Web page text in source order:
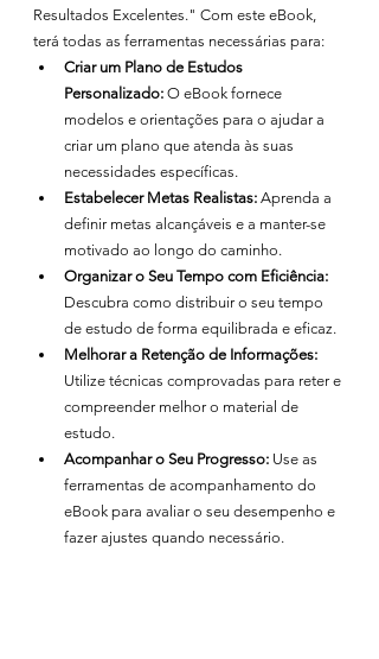
Resultados Excelentes." Com este eBook,
terá todas as ferramentas necessárias para:
Criar um Plano de Estudos
Personalizado: O eBook fornece
modelos e orientações para o ajudar a
criar um plano que atenda às suas
necessidades específicas.
Estabelecer Metas Realistas: Aprenda a
definir metas alcançáveis e a manter-se
motivado ao longo do caminho.
Organizar o Seu Tempo com Eficiência:
Descubra como distribuir o seu tempo
de estudo de forma equilibrada e eficaz.
Melhorar a Retenção de Informações:
Utilize técnicas comprovadas para reter e
compreender melhor o material de
estudo.
Acompanhar o Seu Progresso: Use as
ferramentas de acompanhamento do
eBook para avaliar o seu desempenho e
fazer ajustes quando necessário.